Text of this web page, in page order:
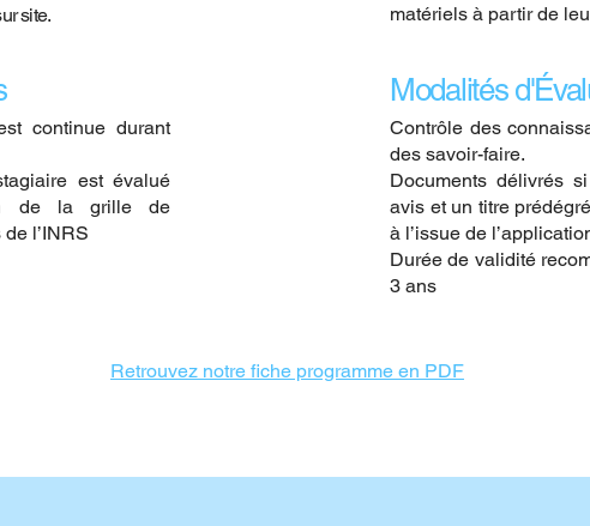
site.
continue durant
est évalué
de la grille de
l’INRS
matériels à partir de
Modalités
Contrôle des
des savoir-faire.
Documents délivrés
avis et un titre
à l’issue de
Durée de validité
3 ans
Retrouvez notre fiche programme en PDF